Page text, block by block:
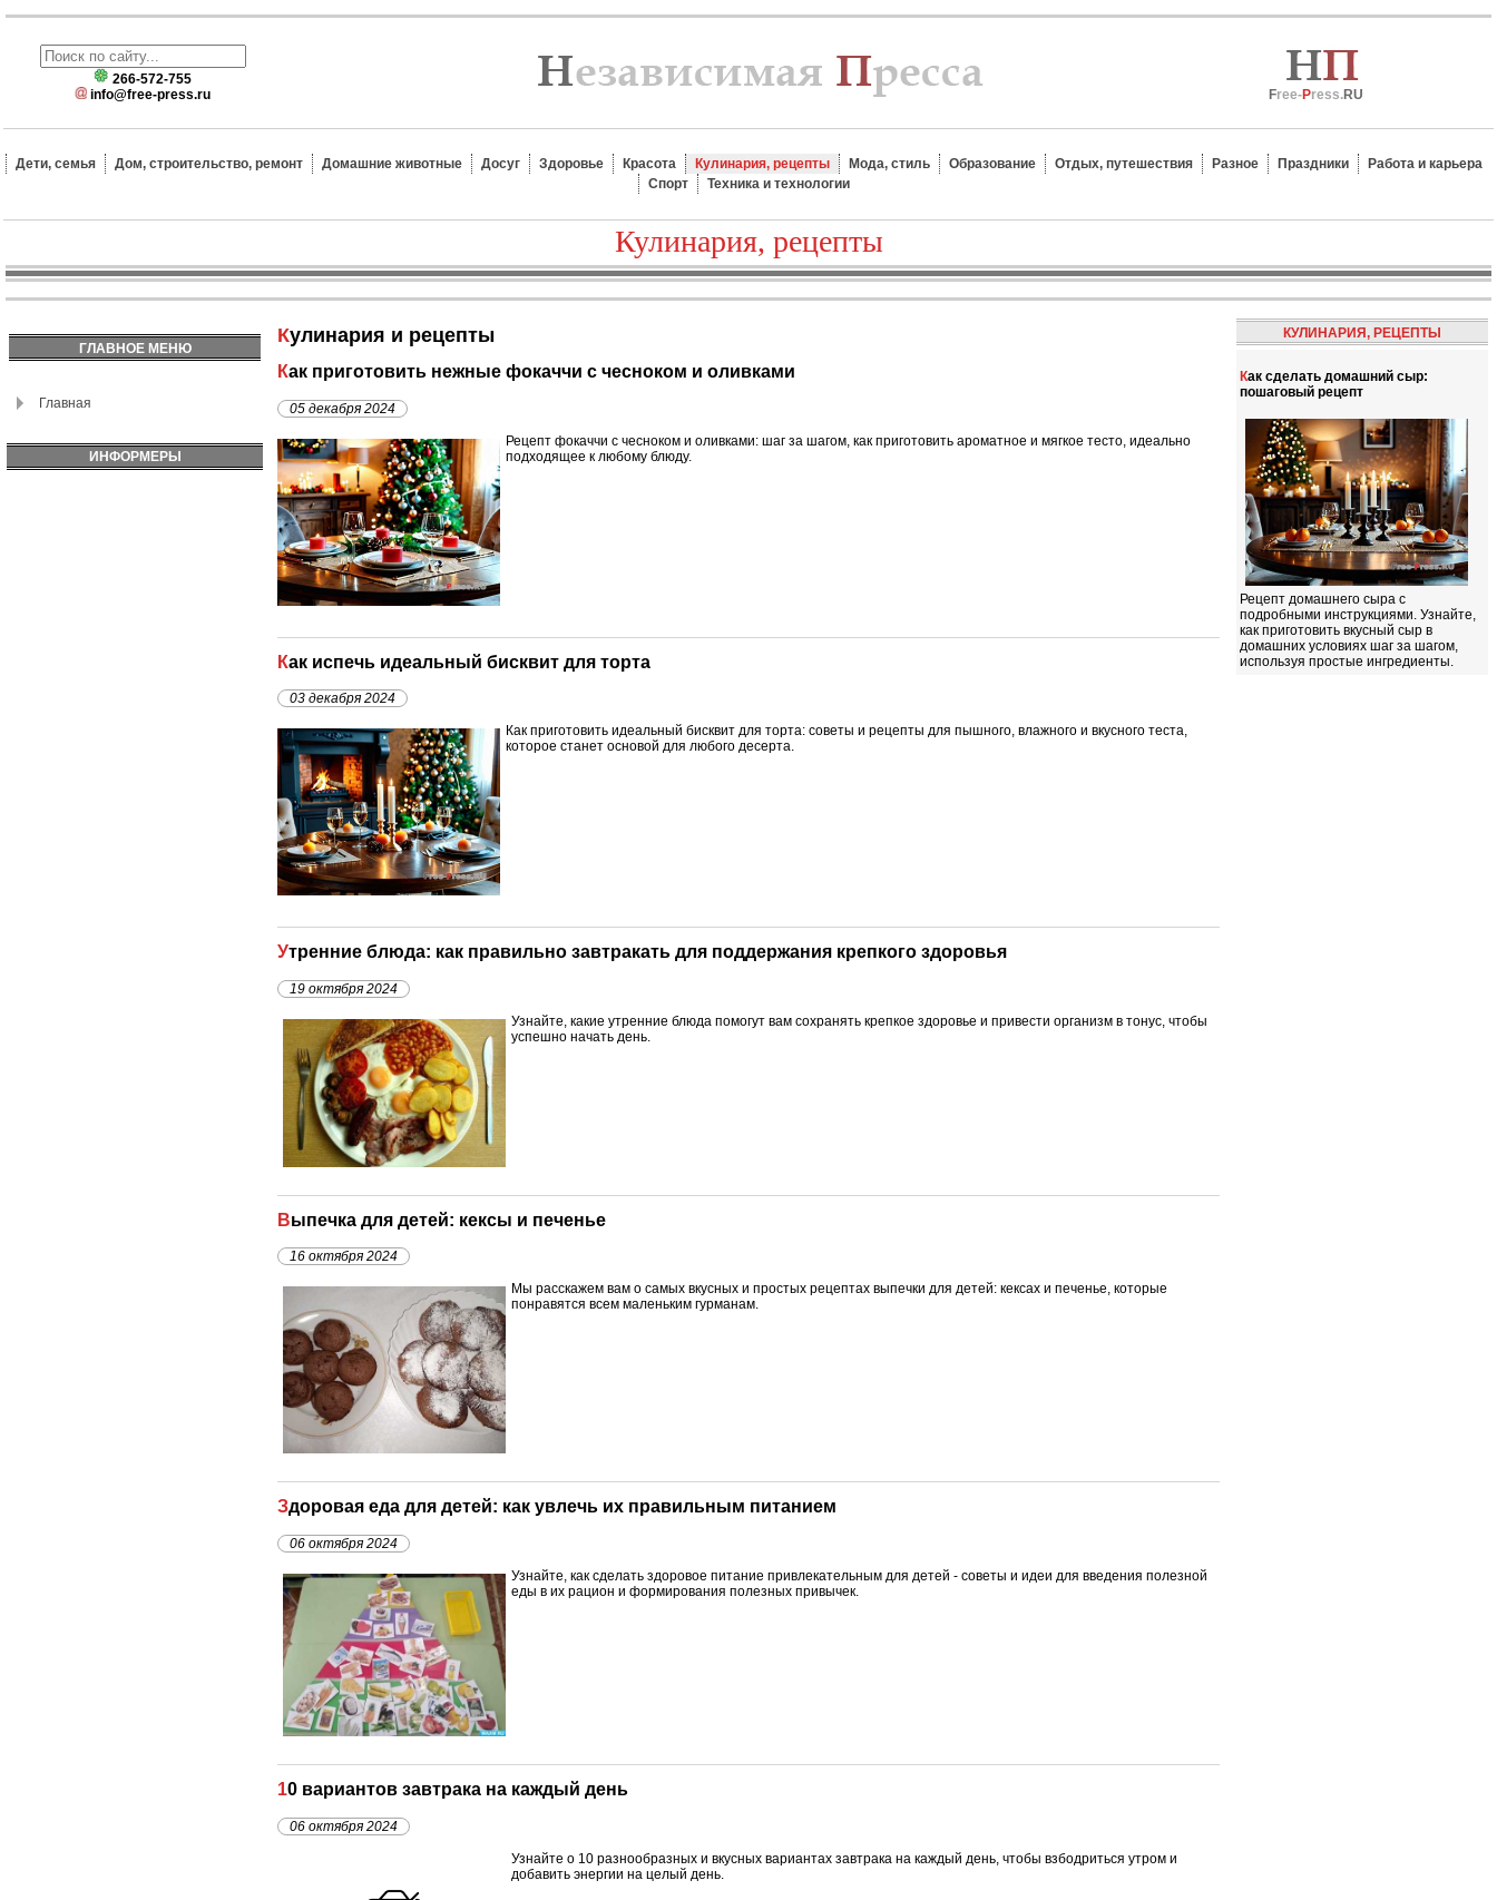
266-572-755
info@free-press.ru
Free-Press.RU
Дети, семья Дом, строительство, ремонт Домашние животные Досуг Здоровье Красота Кулинария, рецепты Мода, стиль Образование Отдых, путешествия Разное Праздники
Работа и карьера
Спорт
Техника и технологии
Кулинария, рецепты
ГЛАВНОЕ МЕНЮ
Главная
ИНФОРМЕРЫ
Кулинария и рецепты
Как приготовить нежные фокаччи с чесноком и оливками
05 декабря 2024
Рецепт фокаччи с чесноком и оливками: шаг за шагом, как приготовить ароматное и мягкое тесто, идеально
подходящее к любому блюду.
Как испечь идеальный бисквит для торта
03 декабря 2024
Как приготовить идеальный бисквит для торта: советы и рецепты для пышного, влажного и вкусного теста,
которое станет основой для любого десерта.
Утренние блюда: как правильно завтракать для поддержания крепкого здоровья
19 октября 2024
Узнайте, какие утренние блюда помогут вам сохранять крепкое здоровье и привести организм в тонус, чтобы
успешно начать день.
Выпечка для детей: кексы и печенье
16 октября 2024
Мы расскажем вам о самых вкусных и простых рецептах выпечки для детей: кексах и печенье, которые
понравятся всем маленьким гурманам.
Здоровая еда для детей: как увлечь их правильным питанием
06 октября 2024
Узнайте, как сделать здоровое питание привлекательным для детей - советы и идеи для введения полезной
еды в их рацион и формирования полезных привычек.
10 вариантов завтрака на каждый день
06 октября 2024
Узнайте о 10 разнообразных и вкусных вариантах завтрака на каждый день, чтобы взбодриться утром и
добавить энергии на целый день.
КУЛИНАРИЯ, РЕЦЕПТЫ
Как сделать домашний сыр:
пошаговый рецепт
Рецепт домашнего сыра с
подробными инструкциями. Узнайте,
как приготовить вкусный сыр в
домашних условиях шаг за шагом,
используя простые ингредиенты.